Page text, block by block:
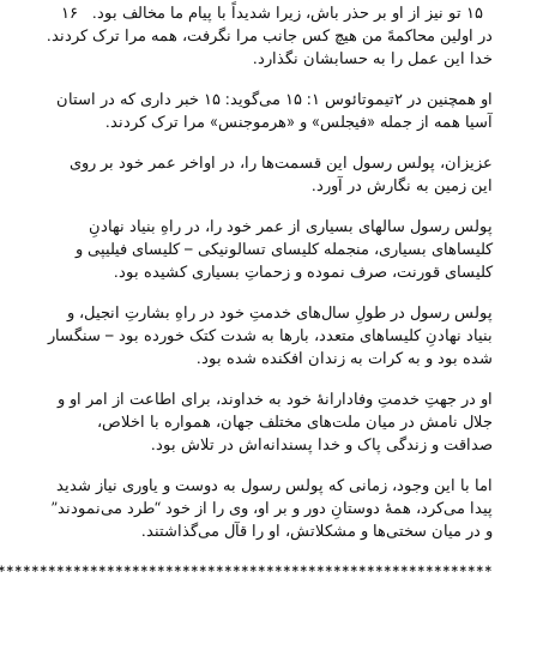
۱۵ تو نیز از او بر حذر باش، زیرا شدیداً با پیام ما مخالف بود‌. ۱۶
در اولین محاکمهً من هیچ کس جانب مرا نگرفت، همه مرا ترک کردند‌.
خدا این عمل را به حسابشان نگذارد‌.
او همچنین در ۲تیموتائوس ۱: ۱۵ می‌‌گوید: ۱۵ خبر داری که در استان
آسیا همه از جمله «فیجلس» و «هرموجنس» مرا ترک کردند‌.
عزیزان، پولس رسول این قسمت‌ها را، در اواخر عمر خود بر روی
این زمین به نگارش در آورد.
پولس رسول سالهای بسیاری از عمر خود را، در راهِ بنیاد نهادنِ
کلیسا‌های بسیاری، منجمله کلیسای تسالونیکی – کلیسای فیلیپی و
کلیسای قورنت، صرف نموده و زحماتِ بسیاری کشیده بود.
پولس رسول در طولِ سال‌های خدمتِ خود در راهِ بشارتِ انجیل، و
بنیاد نهادنِ کلیسا‌های متعدد، بارها به شدت کتک خورده بود – سنگسار
شده بود و به کرات به زندان افکنده شده بود.
او در جهتِ خدمتِ وفادارانهٔ خود به خداوند، برای اطاعت از امر او و
جلال نامش در میان ملت‌های مختلف جهان، همواره با اخلاص،
صداقت و زندگی پاک و خدا پسندانه‌اش در تلاش بود.
اما با این وجود، زمانی که پولس رسول به دوست و یاوری نیاز شدید
پیدا می‌‌کرد، همهٔ دوستانِ دور و بر او، وی را از خود “طرد می‌‌نمودند”
و در میان سختی‌ها و مشکلاتش، او را قآل می‌‌گذاشتند.